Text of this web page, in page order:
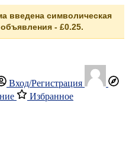
введена символическая
- £0.25.
Вход/Регистрация
Избранное